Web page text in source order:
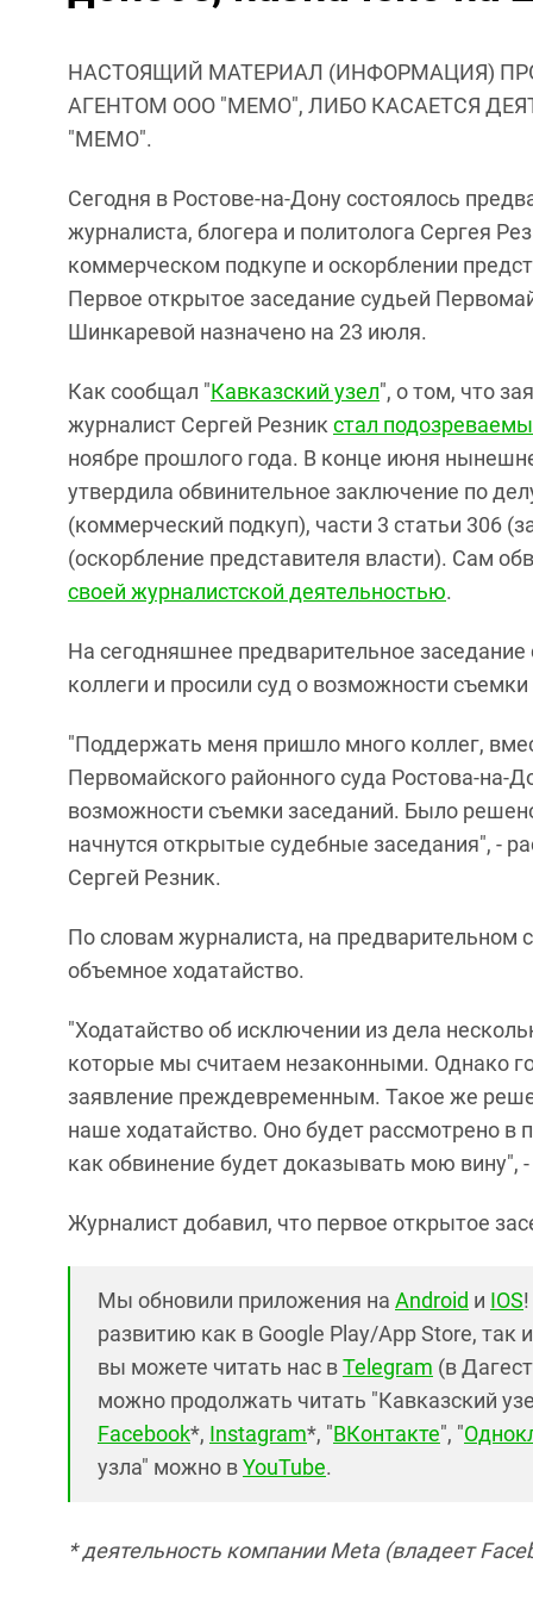
НАСТОЯЩИЙ МАТЕРИАЛ (ИНФОРМАЦИЯ)
АГЕНТОМ ООО "МЕМО", ЛИБО КАСАЕТСЯ
"МЕМО".
Сегодня в Ростове-на-Дону состоялось
журналиста, блогера и политолога Сергея
коммерческом подкупе и оскорблении
Первое открытое заседание судьей
Шинкаревой назначено на 23 июля.
Как сообщал "Кавказский узел", о том, что
журналист Сергей Резник стал
ноябре прошлого года. В конце июня
утвердила обвинительное заключение по
(коммерческий подкуп), части 3 статьи 306
(оскорбление представителя власти). Сам
своей журналистской деятельностью.
На сегодняшнее предварительное
коллеги и просили суд о возможности
"Поддержать меня пришло много коллег,
Первомайского районного суда Ростова-на-
возможности съемки заседаний. Было
начнутся открытые судебные заседания", -
Сергей Резник.
По словам журналиста, на предварительном
объемное ходатайство.
"Ходатайство об исключении из дела
которые мы считаем незаконными. Однако
заявление преждевременным. Такое же
наше ходатайство. Оно будет рассмотрено в
как обвинение будет доказывать мою вину",
Журналист добавил, что первое открытое
Мы обновили приложения на Android и IOS
развитию как в Google Play/App Store, так
вы можете читать нас вTelegram (в
можно продолжать читать "Кавказский
Facebook*, Instagram*, "ВКонтакте", "
узла" можно вYouTube.
* деятельность компании Meta (владеет